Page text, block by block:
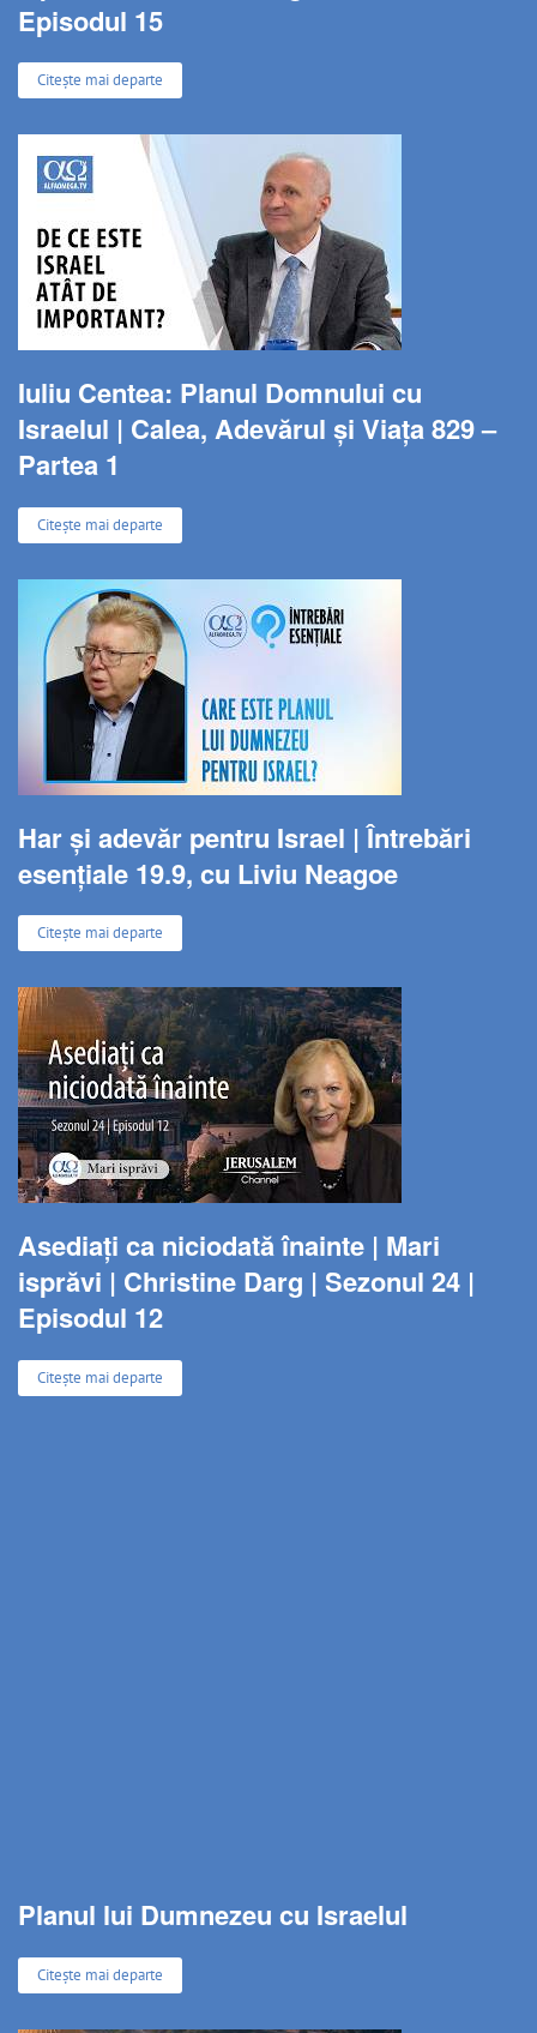
Episodul 15
Citește mai departe
Iuliu Centea: Planul Domnului cu
Israelul | Calea, Adevărul și Viața 829 –
Partea 1
Citește mai departe
Har și adevăr pentru Israel | Întrebări
esențiale 19.9, cu Liviu Neagoe
Citește mai departe
Asediați ca niciodată înainte | Mari
isprăvi | Christine Darg | Sezonul 24 |
Episodul 12
Citește mai departe
Planul lui Dumnezeu cu Israelul
Citește mai departe